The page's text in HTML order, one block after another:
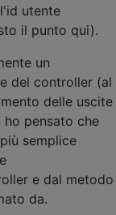
utente
il punto qui).
un
del controller (al
delle uscite
ho pensato che
semplice
e dal metodo
da.